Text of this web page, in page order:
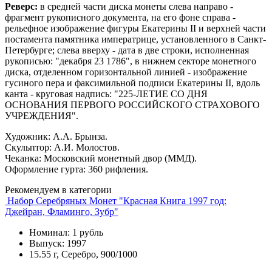
Реверс: в средней части диска монеты слева направо -
фрагмент рукописного документа, на его фоне справа -
рельефное изображение фигуры Екатерины II и верхней части
постамента памятника императрице, установленного в Санкт-
Петербурге; слева вверху - дата в две строки, исполненная
рукописью: "декабря 23 1786", в нижнем секторе монетного
диска, отделенном горизонтальной линией - изображение
гусиного пера и факсимильной подписи Екатерины II, вдоль
канта - круговая надпись: "225-ЛЕТИЕ СО ДНЯ
ОСНОВАНИЯ ПЕРВОГО РОССИЙСКОГО СТРАХОВОГО
УЧРЕЖДЕНИЯ".
Художник: А.А. Брынза.
Скульптор: А.И. Молостов.
Чеканка: Московский монетный двор (ММД).
Оформление гурта: 360 рифления.
Рекомендуем в категории
Набор Серебряных Монет "Красная Книга 1997 год:
Джейран, Фламинго, Зубр"
Номинал: 1 рубль
Выпуск: 1997
15.55 г, Серебро, 900/1000